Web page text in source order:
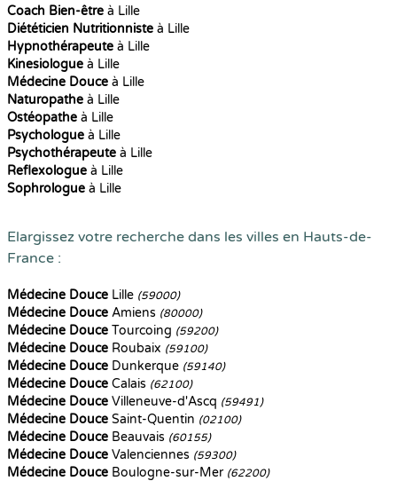
Coach Bien-être à Lille
Diététicien Nutritionniste à Lille
Hypnothérapeute à Lille
Kinesiologue à Lille
Médecine Douce à Lille
Naturopathe à Lille
Ostéopathe à Lille
Psychologue à Lille
Psychothérapeute à Lille
Reflexologue à Lille
Sophrologue à Lille
Elargissez votre recherche dans les villes en Hauts-de-
France :
Médecine Douce Lille (59000)
Médecine Douce Amiens (80000)
Médecine Douce Tourcoing (59200)
Médecine Douce Roubaix (59100)
Médecine Douce Dunkerque (59140)
Médecine Douce Calais (62100)
Médecine Douce Villeneuve-d'Ascq (59491)
Médecine Douce Saint-Quentin (02100)
Médecine Douce Beauvais (60155)
Médecine Douce Valenciennes (59300)
Médecine Douce Boulogne-sur-Mer (62200)